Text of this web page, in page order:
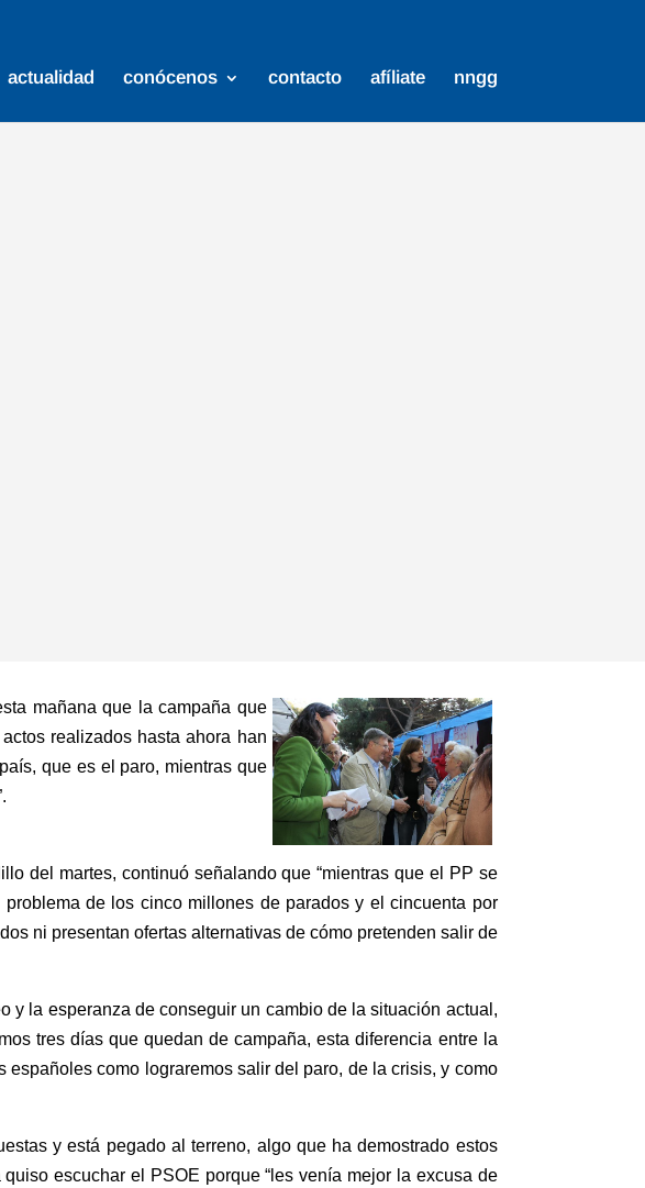
actualidad conócenos contacto afíliate nngg
mañana que la campaña que
realizados hasta ahora han
que es el paro, mientras que
del martes, continuó señalando que “mientras que el PP se
de los cinco millones de parados y el cincuenta por
ni presentan ofertas alternativas de cómo pretenden salir de
y la esperanza de conseguir un cambio de la situación actual,
tres días que quedan de campaña, esta diferencia entre la
como lograremos salir del paro, de la crisis, y como
y está pegado al terreno, algo que ha demostrado estos
escuchar el PSOE porque “les venía mejor la excusa de